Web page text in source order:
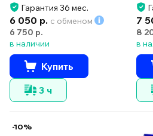
Гарантия 36 мес.
6 050 р. с обменом
6 750 р.
в наличии
Купить
3 ч
7
8
в
-10%